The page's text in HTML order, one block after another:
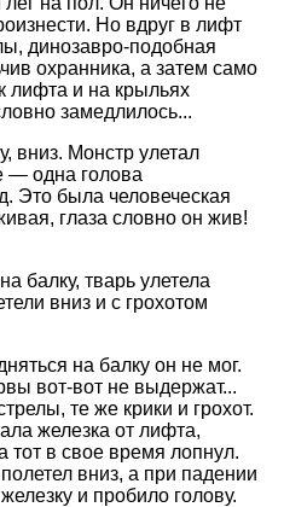
Но вдруг в лифт
динозавро-подобная
охранника, а затем само
лифта и на крыльях
замедлилось...
вниз. Монстр улетал
— одна голова
Это была человеческая
глаза словно он жив!
балку, тварь улетела
вниз и с грохотом
на балку он не мог.
вот-вот не выдержат...
те же крики и грохот.
железка от лифта,
тот в свое время лопнул.
вниз, а при падении
и пробило голову.